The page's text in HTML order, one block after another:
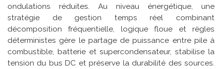
ondulations réduites. Au niveau énergétique, une
stratégie de gestion temps réel combinant
décomposition fréquentielle, logique floue et règles
déterministes gère le partage de puissance entre pile à
combustible, batterie et supercondensateur, stabilise la
tension du bus DC et préserve la durabilité des sources.